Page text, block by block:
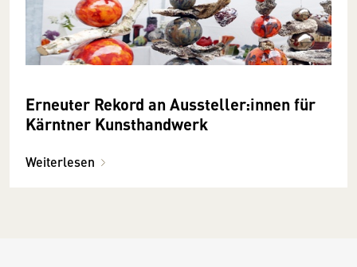
Erneuter Rekord an Aussteller:innen für
Kärntner Kunsthandwerk
Weiterlesen